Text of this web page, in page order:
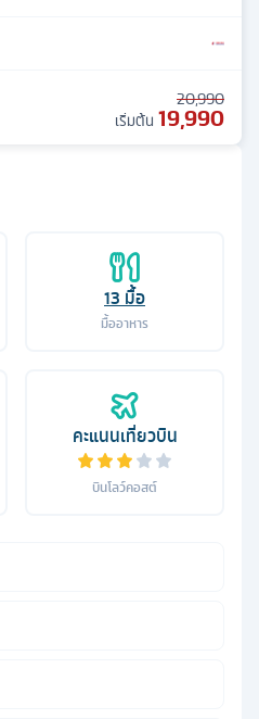
13 มื้อ
มื้ออาหาร
คะแนนเที่ยวบิน
บินโลว์คอสต์
20,990
เริ่มต้น 19,990